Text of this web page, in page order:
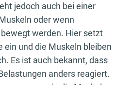
jedoch auch bei einer
oder wenn
werden. Hier setzt
ein und die Muskeln bleiben
Es ist auch bekannt, dass
anders reagiert.